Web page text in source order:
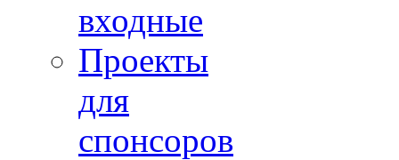
входные
Проекты
для
спонсоров